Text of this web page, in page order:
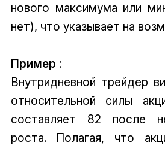
нового максимума или
нет), что указывает на
Пример :
Внутридневной трейдер
относительной силы
составляет 82 после
роста. Полагая, что